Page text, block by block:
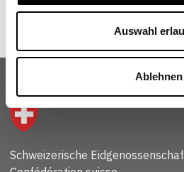
Auswahl
Ablehnen
Schweizerische